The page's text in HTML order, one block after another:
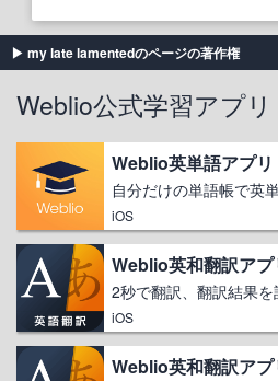
my late lamentedのページの著作権
Weblio公式学習アプリ
Weblio英単語アプリ
自分だけの単語帳で英
iOS
Weblio英和翻訳アプ
2秒で翻訳、翻訳結果を
iOS
Weblio英和翻訳アプ